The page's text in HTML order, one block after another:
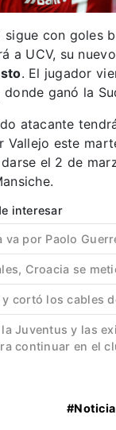
sigue con goles
a UCV, su
. El jugador
ganó la
atacante
Vallejo este
el 2 de
interesar
va por Paolo
Croacia se
cortó los cables
Juventus y las
continuar en el
#Noticia